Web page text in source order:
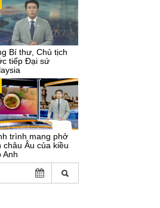
Bí thư, Chủ tịch
tiếp Đại sứ
trình mang phở
châu Âu của kiều
Anh